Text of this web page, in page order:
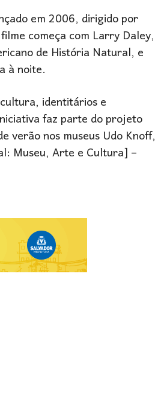
em 2006, dirigido por
começa com Larry Daley,
de História Natural, e
à noite.
identitários e
faz parte do projeto
verão nos museus Udo Knoff,
Museu, Arte e Cultura] –